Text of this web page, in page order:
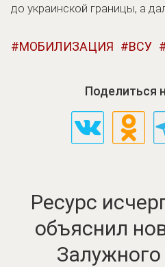
до украинской границы, а
МОБИЛИЗАЦИЯ ВСУ
Поделиться
Ресурс
объяснил